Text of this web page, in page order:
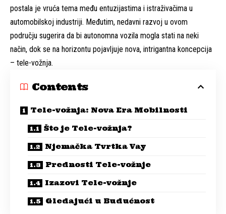
postala je vruća tema među entuzijastima i istraživačima u
automobilskoj industriji. Međutim, nedavni razvoj u ovom
području sugerira da bi autonomna vozila mogla stati na neki
način, dok se na horizontu pojavljuje nova, intrigantna koncepcija
– tele-vožnja.
Contents
Tele-vožnja: Nova Era Mobilnosti
Što je Tele-vožnja?
Njemačka Tvrtka Vay
Prednosti Tele-vožnje
Izazovi Tele-vožnje
Gledajući u Budućnost